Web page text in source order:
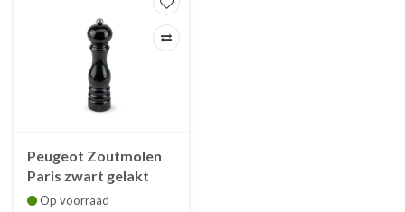
Peugeot Zoutmolen
Paris zwart gelakt
U'Select 22 cm
Op voorraad